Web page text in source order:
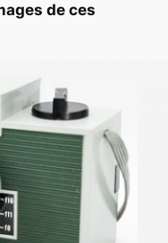
de ces